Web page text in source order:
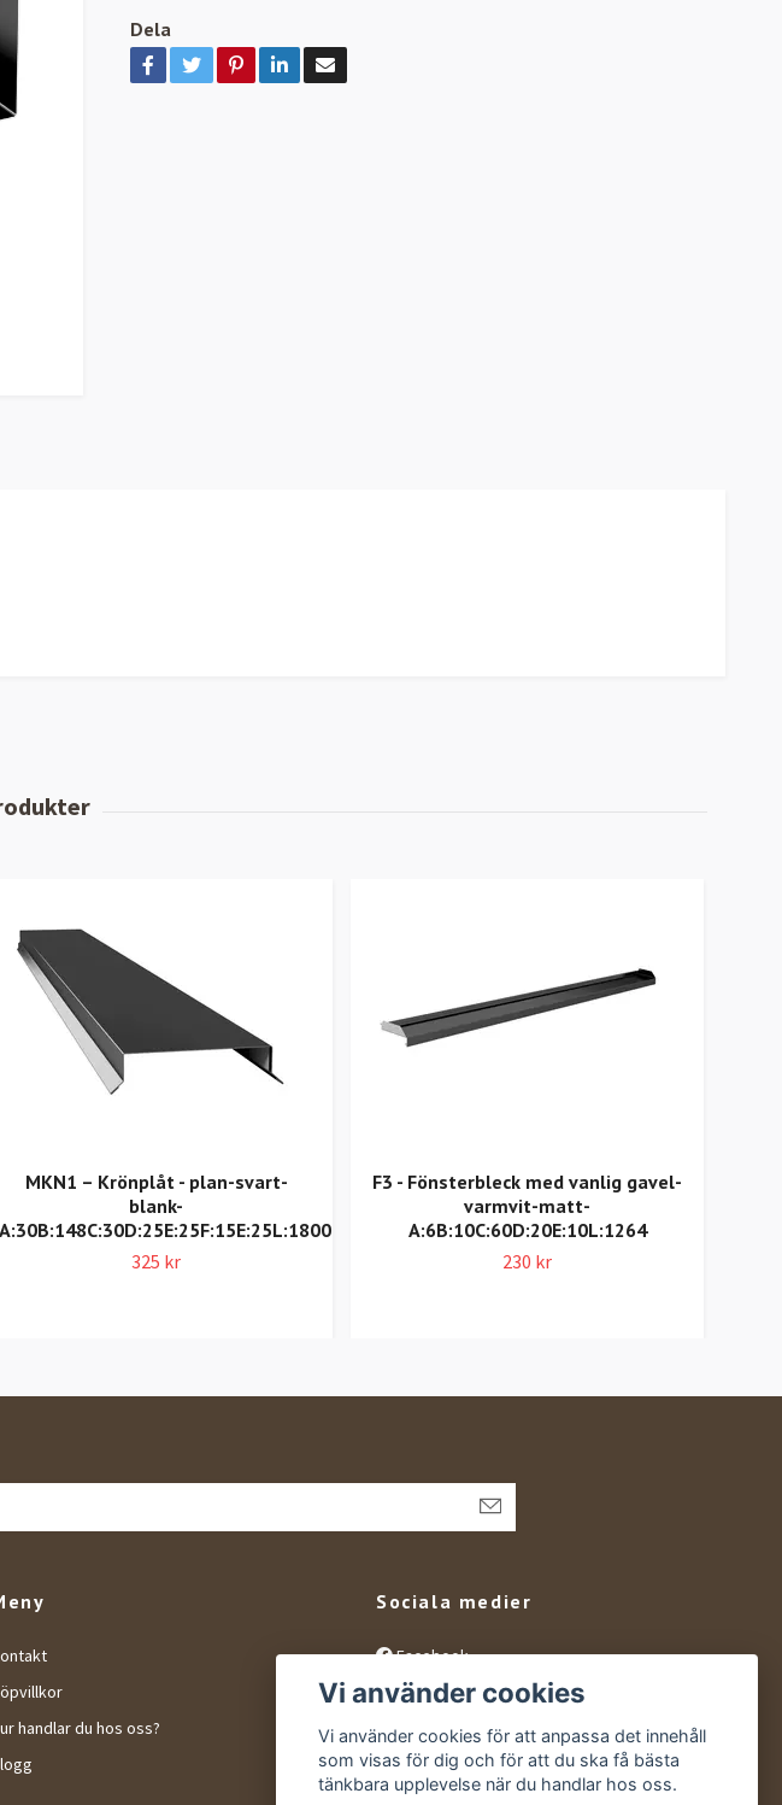
Dela
MKN1 – Krönplåt - plan-svart-
blank-
A:30B:148C:30D:25E:25F:15E:25L:1800
325 kr
F3 - Fönsterbleck med vanlig gavel-
varmvit-matt-
A:6B:10C:60D:20E:10L:1264
230 kr
handlar du hos oss?
Sociala medier
Facebook
Instagram
YouTube
Vi använder cookies
Vi använder cookies för att anpassa det innehåll
som visas för dig och för att du ska få bästa
tänkbara upplevelse när du handlar hos oss.